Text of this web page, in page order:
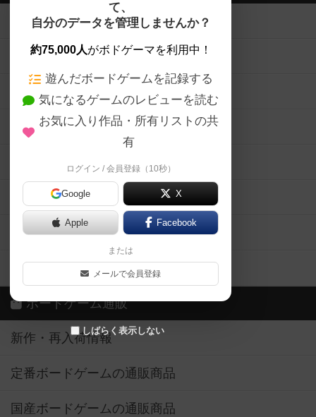
て、
自分のデータを管理しませんか？
約75,000人がボドゲーマを利用中！
遊んだボードゲームを記録する
気になるゲームのレビューを読む
お気に入り作品・所有リストの共
有
ログイン / 会員登録（10秒）
Google X
Apple Facebook
または
メールで会員登録
しばらく表示しない
ボードゲームを検索する
ボードゲームの新着レビュー
ボードゲーム会情報
メカニクス特集
掲示板・トピックス
ボドとも・会員一覧
ボードゲーム業界コラム
ボドゲーマご利用案内
ボードゲーム通販
新作・再入荷情報
定番ボードゲームの通販商品
国産ボードゲームの通販商品